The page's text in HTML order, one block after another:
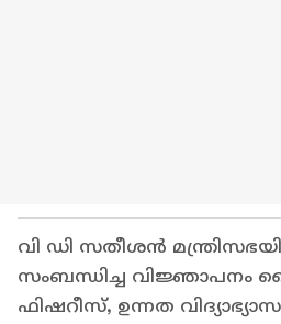
വി ഡി സതീശൻ
സംബന്ധിച്ച
ഫിഷറീസ്, ഉന്നത